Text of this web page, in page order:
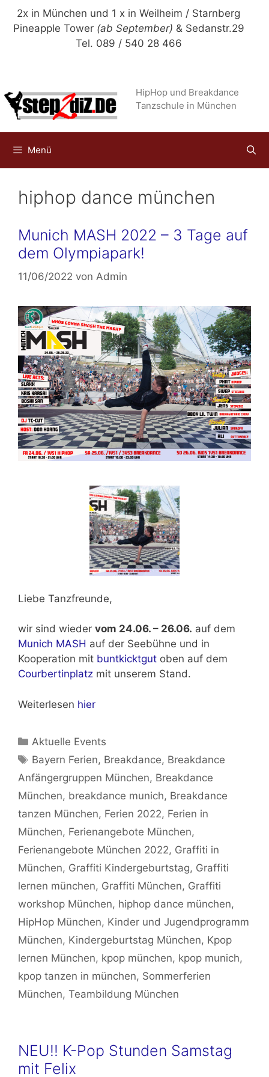
Zum
Inhalt
2x in München und 1 x in Weilheim / Starnberg
Pineapple Tower (ab September) & Sedanstr.29
Tel. 089 / 540 28 466
HipHop und Breakdance
Tanzschule in München
Menü
hiphop dance münchen
Munich MASH 2022 – 3 Tage auf
dem Olympiapark!
11/06/2022 von Admin
Liebe Tanzfreunde,
wir sind wieder vom 24.06. – 26.06. auf dem
Munich MASH auf der Seebühne und in
Kooperation mit buntkicktgut oben auf dem
Courbertinplatz mit unserem Stand.
Weiterlesen hier
Kategorien
Aktuelle Events
Schlagwörter
Bayern Ferien, Breakdance, Breakdance
Anfängergruppen München, Breakdance
München, breakdance munich, Breakdance
tanzen München, Ferien 2022, Ferien in
München, Ferienangebote München,
Ferienangebote München 2022, Graffiti in
München, Graffiti Kindergeburtstag, Graffiti
lernen münchen, Graffiti München, Graffiti
workshop München, hiphop dance münchen,
HipHop München, Kinder und Jugendprogramm
München, Kindergeburtstag München, Kpop
lernen München, kpop münchen, kpop munich,
kpop tanzen in münchen, Sommerferien
München, Teambildung München
NEU!! K-Pop Stunden Samstag
mit Felix